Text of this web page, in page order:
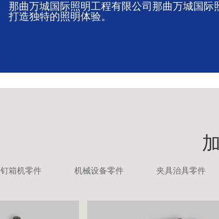
那曲万城国际照明工程有限公司那曲万城国
打造独特的照明体验。
钉箱机零件 机械设备零件 夹具治具零件